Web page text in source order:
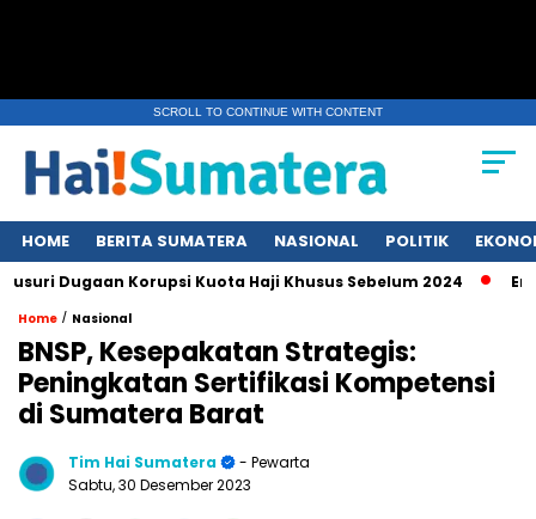
SCROLL TO CONTINUE WITH CONTENT
HOME BERITA SUMATERA NASIONAL POLITIK
Dugaan Korupsi Kuota Haji Khusus Sebelum 2024 Erupsi
Home / Nasional
BNSP, Kesepakatan Strategis:
Peningkatan Sertifikasi Kompetensi
di Sumatera Barat
Tim Hai Sumatera
- Pewarta
Sabtu, 30 Desember 2023